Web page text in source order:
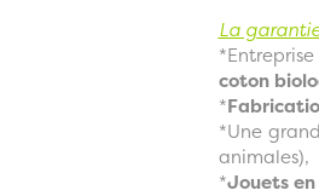
La
coton
*
*Une
animales),
*Jouets en